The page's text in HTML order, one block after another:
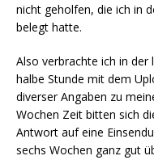
nicht geholfen, die ich in
belegt hatte.
Also verbrachte ich in der
halbe Stunde mit dem
diverser Angaben zu
Wochen Zeit bitten sich
Antwort auf eine
sechs Wochen ganz gut